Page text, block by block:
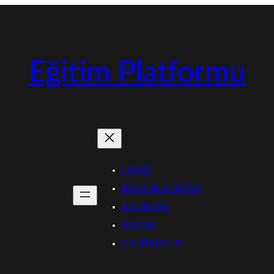
Eğitim Platformu
HOME
BREAKING NEWS
ALL NEWS
ABOUT
CONTACT US